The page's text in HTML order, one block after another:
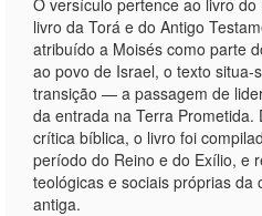
O versículo pertence ao livro
livro da Torá e do Antigo
atribuído a Moisés como parte
ao povo de Israel, o texto situa-
transição — a passagem de
da entrada na Terra Prometida.
crítica bíblica, o livro foi
período do Reino e do Exílio, e
teológicas e sociais próprias da
antiga.